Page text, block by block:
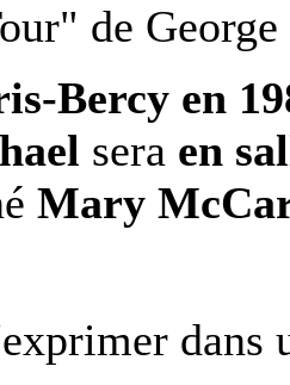
de
Bercy en
sera en
Mary
dans